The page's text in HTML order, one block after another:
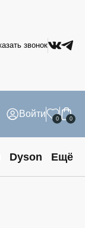
звонок
Войти 0 0
Dyson Ещё